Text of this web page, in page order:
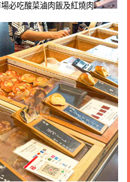
必吃酸菜滷肉飯及紅燒肉